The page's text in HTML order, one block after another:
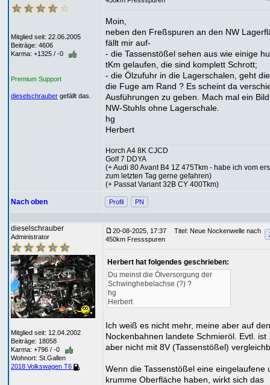
Mitglied seit: 22.06.2005
Beiträge: 4606
Karma: +1325 / -0
Premium Support
dieselschrauber gefällt das.
Moin,
neben den Freßspuren an den NW
fällt mir auf-
- die Tassenstößel sehen aus wie einige
tKm gelaufen, die sind komplett Schrott;
- die Ölzufuhr in die Lagerschalen, geht
die Fuge am Rand ? Es scheint da
Ausführungen zu geben. Mach mal ein
NW-Stuhls ohne Lagerschale.
hg
Herbert
Horch A4 8K CJCD
Golf 7 DDYA
(+ Audi 80 Avant B4 1Z 475Tkm - habe ich vom
zum letzten Tag gerne gefahren)
(+ Passat Variant 32B CY 400Tkm)
Nach oben Profil PN
dieselschrauber
Administrator
Mitglied seit: 12.04.2002
Beiträge: 18058
Karma: +796 / -0
Wohnort: St.Gallen
2018 Volkswagen T6
20-08-2025, 17:37
Titel: Neue Nockenwelle nach
450km Fressspuren
Herbert hat folgendes geschrieben:
Du meinst die Ölversorgung der
Schwinghebelachse (?) ?
hg
Herbert
Ich weiß es nicht mehr, meine aber auf den
Nockenbahnen landete Schmieröl. Evtl. ist
aber nicht mit 8V (Tassenstößel)
Wenn die Tassenstößel eine eingelaufene
krumme Oberfläche haben, wirkt sich das